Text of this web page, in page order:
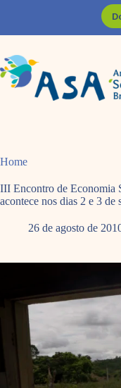
Home
III Encontro de Economia
acontece nos dias 2 e 3 de
26 de agosto de